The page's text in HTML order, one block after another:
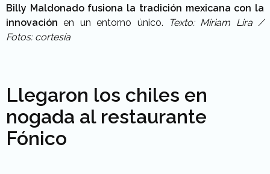
Billy Maldonado fusiona la tradición mexicana con la
innovación en un entorno único.
Texto: Miriam Lira /
Fotos: cortesía
Llegaron los chiles en
nogada al restaurante
Fónico